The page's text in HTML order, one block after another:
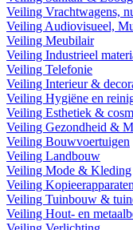
Veiling Vrachtwagens,
Veiling Audiovisueel,
Veiling Meubilair
Veiling Industrieel
Veiling Telefonie
Veiling Interieur &
Veiling Hygiëne en
Veiling Esthetiek &
Veiling Gezondheid &
Veiling Bouwvoertuigen
Veiling Landbouw
Veiling Mode & Kleding
Veiling
Veiling Tuinbouw &
Veiling Hout- en